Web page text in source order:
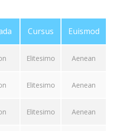
Cursus Euismod
Elitesimo Aenean
Elitesimo Aenean
Elitesimo Aenean